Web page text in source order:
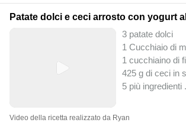
Patate dolci e ceci arrosto con yogurt
3 patate dolci
1 Cucchiaio di
1 cucchiaino di
425 g di ceci in
5 più ingredienti
Video della ricetta realizzato da Ryan